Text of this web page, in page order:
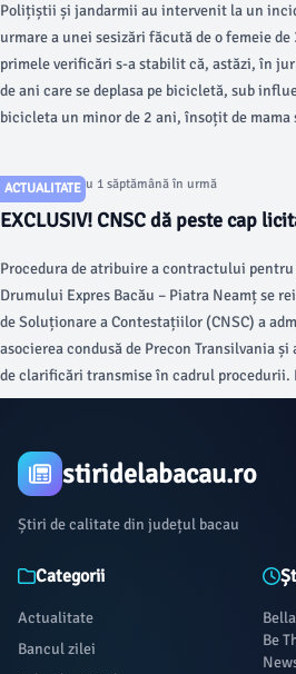
mama unui copil de 2 ani
Polițiștii și jandarmii au intervenit la un
urmare a unei sesizări făcută de o femeie
primele verificări s-a stabilit că, astăzi, în
de ani care se deplasa pe bicicletă, sub
bicicleta un minor de 2 ani, însoțit de
ACTUALITATE
Articol postat cu 1 săptămână în urmă
EXCLUSIV! CNSC dă peste cap
urmează să câștige contractul de
Procedura de atribuire a contractului
Drumului Expres Bacău – Piatra Neamț se
de Soluționare a Contestațiilor (CNSC) a
asocierea condusă de Precon Transilvania
de clarificări transmise în cadrul procedurii.
declare câștigătoare oferta de pe primul loc,
stiridelabacau.ro
Știri de calitate din județul bacau
Categorii
Actualitate
Bancul zilei
Be